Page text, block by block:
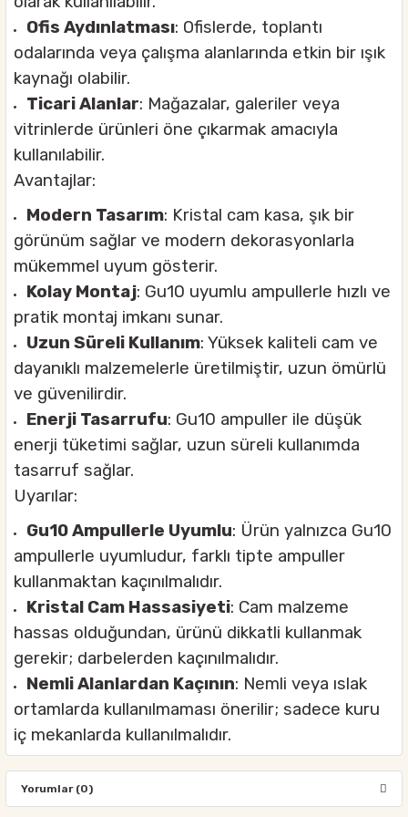
Ofis Aydınlatması: Ofislerde, toplantı
odalarında veya çalışma alanlarında etkin bir ışık
kaynağı olabilir.
Ticari Alanlar: Mağazalar, galeriler veya
vitrinlerde ürünleri öne çıkarmak amacıyla
kullanılabilir.
Avantajlar:
Modern Tasarım: Kristal cam kasa, şık bir
görünüm sağlar ve modern dekorasyonlarla
mükemmel uyum gösterir.
Kolay Montaj: Gu10 uyumlu ampullerle hızlı ve
pratik montaj imkanı sunar.
Uzun Süreli Kullanım: Yüksek kaliteli cam ve
dayanıklı malzemelerle üretilmiştir, uzun ömürlü
ve güvenilirdir.
Enerji Tasarrufu: Gu10 ampuller ile düşük
enerji tüketimi sağlar, uzun süreli kullanımda
tasarruf sağlar.
Uyarılar:
Gu10 Ampullerle Uyumlu: Ürün yalnızca Gu10
ampullerle uyumludur, farklı tipte ampuller
kullanmaktan kaçınılmalıdır.
Kristal Cam Hassasiyeti: Cam malzeme
hassas olduğundan, ürünü dikkatli kullanmak
gerekir; darbelerden kaçınılmalıdır.
Nemli Alanlardan Kaçının: Nemli veya ıslak
ortamlarda kullanılmaması önerilir; sadece kuru
iç mekanlarda kullanılmalıdır.
Yorumlar (0)